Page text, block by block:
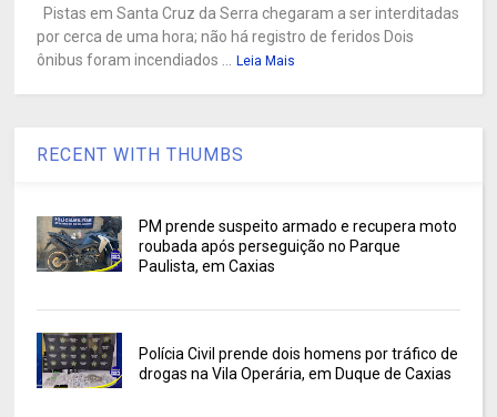
Pistas em Santa Cruz da Serra chegaram a ser interditadas
por cerca de uma hora; não há registro de feridos Dois
ônibus foram incendiados ...
Leia Mais
RECENT WITH THUMBS
PM prende suspeito armado e recupera moto
roubada após perseguição no Parque
Paulista, em Caxias
Polícia Civil prende dois homens por tráfico de
drogas na Vila Operária, em Duque de Caxias